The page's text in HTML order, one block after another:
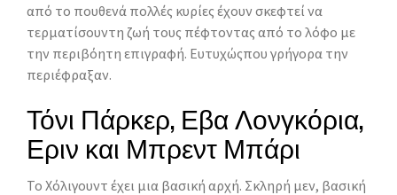
από το πουθενά πολλές κυρίες έχουν σκεφτεί να
τερματίσουντη ζωή τους πέφτοντας από το λόφο με
την περιβόητη επιγραφή. Ευτυχώςπου γρήγορα την
περιέφραξαν.
Τόνι Πάρκερ, Εβα Λονγκόρια,
Εριν και Μπρεντ Μπάρι
Το Χόλιγουντ έχει μια βασική αρχή. Σκληρή μεν, βασική